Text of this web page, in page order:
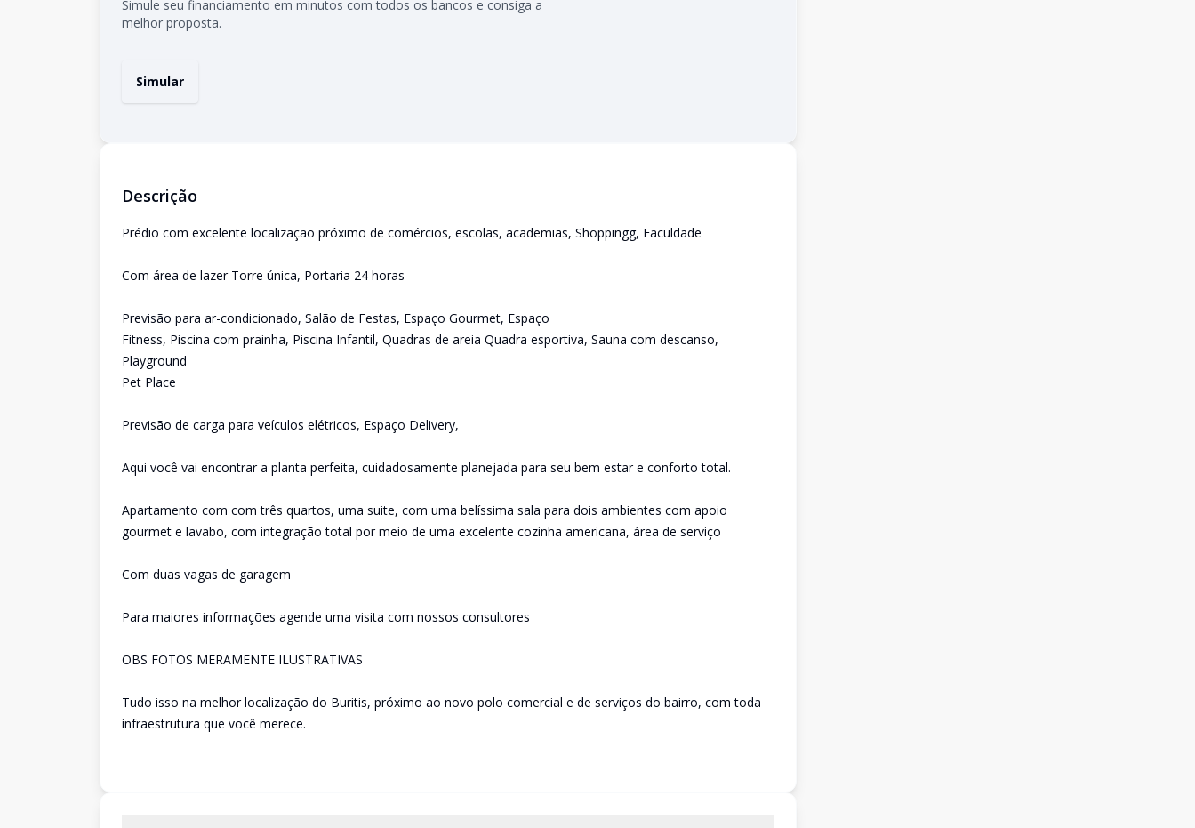
Simule seu financiamento em minutos com todos os bancos e consiga a
melhor proposta.
Simular
Descrição
Prédio com excelente localização próximo de comércios, escolas, academias, Shoppingg, Faculdade
Com área de lazer Torre única, Portaria 24 horas
Previsão para ar-condicionado, Salão de Festas, Espaço Gourmet, Espaço
Fitness, Piscina com prainha, Piscina Infantil, Quadras de areia Quadra esportiva, Sauna com descanso,
Playground
Pet Place
Previsão de carga para veículos elétricos, Espaço Delivery,
Aqui você vai encontrar a planta perfeita, cuidadosamente planejada para seu bem estar e conforto total.
Apartamento com com três quartos, uma suite, com uma belíssima sala para dois ambientes com apoio
gourmet e lavabo, com integração total por meio de uma excelente cozinha americana, área de serviço
Com duas vagas de garagem
Para maiores informações agende uma visita com nossos consultores
OBS FOTOS MERAMENTE ILUSTRATIVAS
Tudo isso na melhor localização do Buritis, próximo ao novo polo comercial e de serviços do bairro, com toda
infraestrutura que você merece.